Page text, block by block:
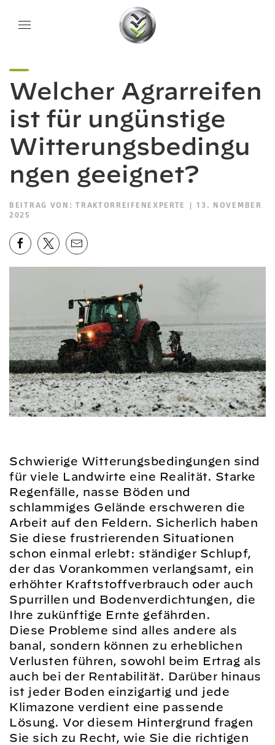
Welcher Agrarreifen
ist für ungünstige
Witterungsbedingu
ngen geeignet?
BEITRAG VON:TRAKTORREIFENEXPERTE
| 13. NOVEMBER
2025
Schwierige Witterungsbedingungen sind
für viele Landwirte eine Realität. Starke
Regenfälle, nasse Böden und
schlammiges Gelände erschweren die
Arbeit auf den Feldern. Sicherlich haben
Sie diese frustrierenden Situationen
schon einmal erlebt: ständiger Schlupf,
der das Vorankommen verlangsamt, ein
erhöhter Kraftstoffverbrauch oder auch
Spurrillen und Bodenverdichtungen, die
Ihre zukünftige Ernte gefährden.
Diese Probleme sind alles andere als
banal, sondern können zu erheblichen
Verlusten führen, sowohl beim Ertrag als
auch bei der Rentabilität. Darüber hinaus
ist jeder Boden einzigartig und jede
Klimazone verdient eine passende
Lösung. Vor diesem Hintergrund fragen
Sie sich zu Recht, wie Sie die richtigen